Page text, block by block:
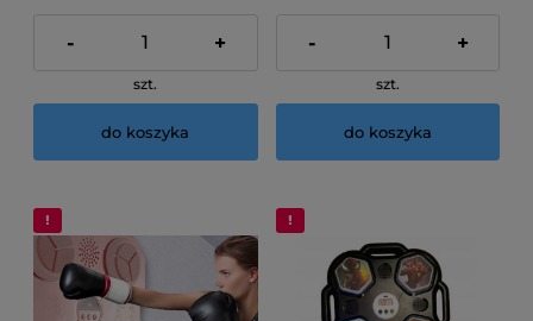
- +
szt.
do koszyka
- +
szt.
do koszyka